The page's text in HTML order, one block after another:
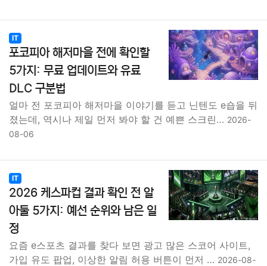
IT
포코피아 해저마을 전에 확인할
5가지: 무료 업데이트와 유료
DLC 구분법
얼마 전 포코피아 해저마을 이야기를 듣고 닌텐도 e숍을 뒤
졌는데, 역시나 제일 먼저 봐야 할 건 예쁜 스크린… 2026-
08-06
IT
2026 케스파컵 결과 확인 전 알
아둘 5가지: 예선 순위와 남은 일
정
요즘 e스포츠 결과를 찾다 보면 광고 많은 스코어 사이트,
가입 유도 팝업, 이상한 알림 허용 버튼이 먼저 … 2026-08-